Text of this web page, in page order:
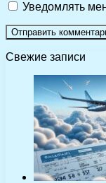
Уведомлять
Свежие записи